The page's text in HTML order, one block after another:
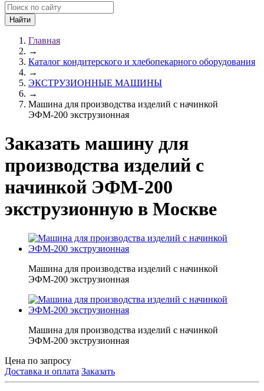
Главная
→
Каталог кондитерского и хлебопекарного оборудования
→
ЭКСТРУЗИОННЫЕ МАШИНЫ
→
Машина для производства изделий с начинкой
ЭФМ-200 экструзионная
Заказать машину для
производства изделий с
начинкой ЭФМ-200
экструзионную в Москве
Машина для производства изделий с начинкой
ЭФМ-200 экструзионная
Машина для производства изделий с начинкой
ЭФМ-200 экструзионная
Цена по запросу
Доставка и оплата Заказать